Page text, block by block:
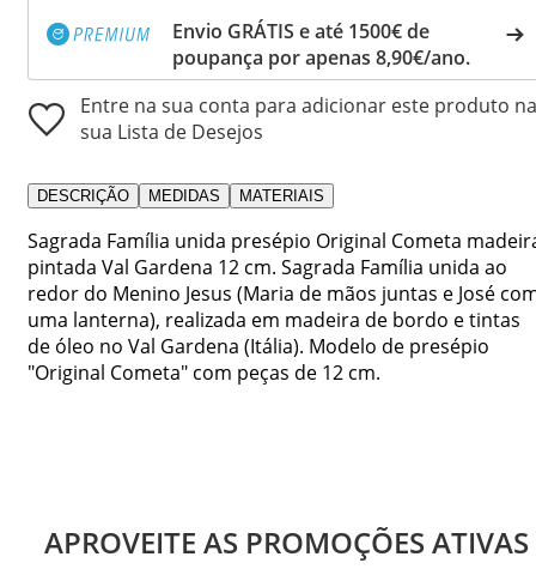
Envio GRÁTIS e até 1500€ de
poupança por apenas 8,90€/ano.
Entre na sua conta para adicionar este produto na
sua Lista de Desejos
DESCRIÇÃO MEDIDAS MATERIAIS
Sagrada Família unida presépio Original Cometa
pintada Val Gardena 12 cm. Sagrada Família unida ao
redor do Menino Jesus (Maria de mãos juntas e José
uma lanterna), realizada em madeira de bordo e tintas
de óleo no Val Gardena (Itália). Modelo de presépio
"Original Cometa" com peças de 12 cm.
APROVEITE AS PROMOÇÕES ATIVAS